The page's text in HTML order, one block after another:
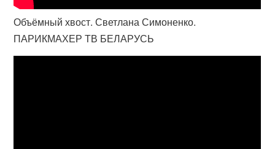
Объёмный хвост. Светлана Симоненко.
ПАРИКМАХЕР ТВ БЕЛАРУСЬ